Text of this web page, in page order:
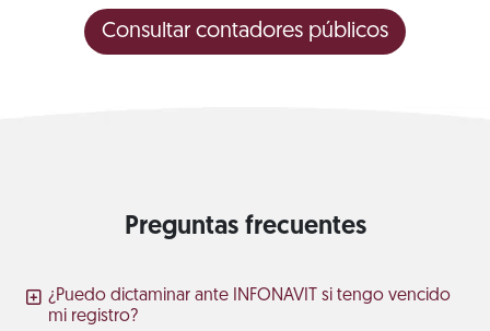
Consultar contadores públicos
Preguntas frecuentes
¿Puedo dictaminar ante INFONAVIT si tengo vencido
mi registro?